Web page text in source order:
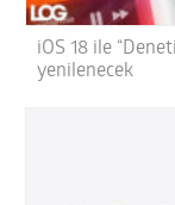
iOS 18 ile
yenilenecek